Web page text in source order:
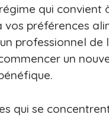
qui convient
vos préférences
professionnel de
un
qui se